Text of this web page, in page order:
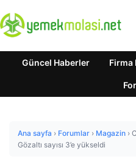
Güncel Haberler Firma
Ana sayfa › Forumlar › Magazin ›
Gözaltı sayısı 3’e yükseldi